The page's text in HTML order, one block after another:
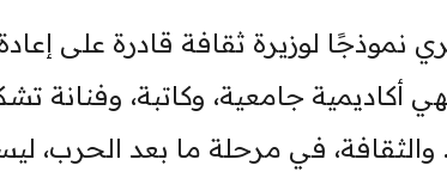
نموذجًا لوزيرة ثقافة قادرة على
أكاديمية جامعية، وكاتبة، وفنانة
في مرحلة ما بعد الحرب،